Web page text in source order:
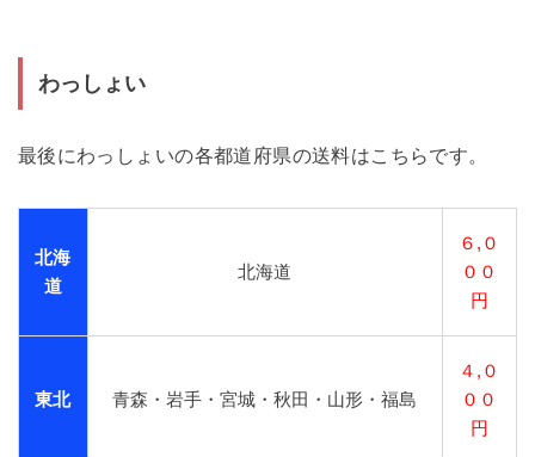
わっしょい
最後にわっしょいの各都道府県の送料はこちらです。
北海
道
北海道
６,０
００
円
東北 青森・岩手・宮城・秋田・山形・福島
４,０
００
円